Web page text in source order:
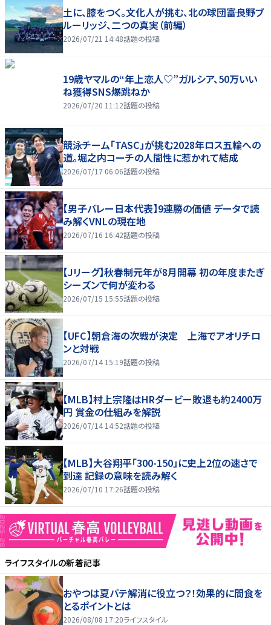
土に、膝をつく。文化人が挑む、北の球団――富良野ブ
ルーリッジ、二つの真実（前編）
2026/07/21 14:48話題の投稿
19歳ヤマルの“年上恋人♡”ガルシア、50万いい
ね獲得SNS爆跳ねか
2026/07/20 11:12話題の投稿
競泳チーム「TASC」が挑む2028年ロス五輪への
道。堀之内コーチの人間性に惹かれて結成
2026/07/17 06:06話題の投稿
【男子バレー日本代表】9連勝の価値 データで読
み解くVNLの現在地
2026/07/16 16:42話題の投稿
【Jリーグ】秋春制元年が8月開幕 初の年度またぎ
シーズンで何が変わる
2026/07/15 15:55話題の投稿
【UFC】朝倉海の次戦が決定 上海でアオリチロ
ンと対戦
2026/07/14 15:19話題の投稿
【MLB】村上宗隆はHRダービー敗退も約2400万
円 賞金の仕組みを解説
2026/07/14 14:52話題の投稿
【MLB】大谷翔平「300-150」に史上2位の速さで
到達 記録の意味を読み解く
2026/07/10 17:26話題の投稿
ライフスタイルの新着記事
おやつは夏バテ解消に役立つ？！効果的に間食を
とるポイントとは
2026/08/08 17:20ライフスタイル